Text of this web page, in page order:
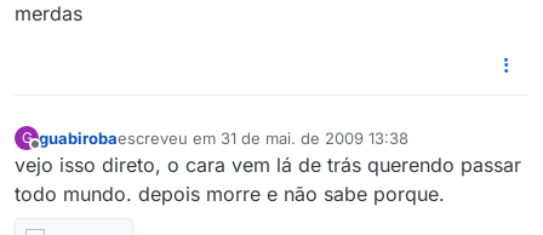
merdas
G
Offline
guabirobaescreveu em 31 de mai. de 2009 13:38
última edição por
vejo isso direto, o cara vem lá de trás querendo passar
todo mundo. depois morre e não sabe porque.